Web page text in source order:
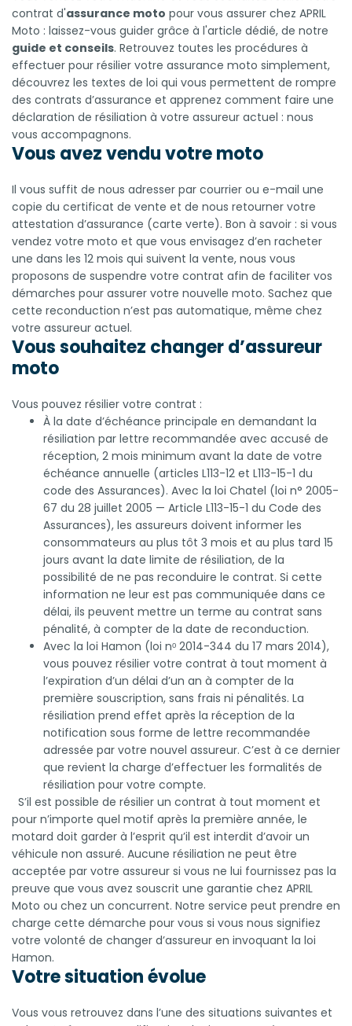
contrat d'assurance moto pour vous assurer chez APRIL
Moto : laissez-vous guider grâce à l'article dédié, de notre
guide et conseils. Retrouvez toutes les procédures à
effectuer pour résilier votre assurance moto simplement,
découvrez les textes de loi qui vous permettent de rompre
des contrats d’assurance et apprenez comment faire une
déclaration de résiliation à votre assureur actuel : nous
vous accompagnons.
Vous avez vendu votre moto
Il vous suffit de nous adresser par courrier ou e-mail une
copie du certificat de vente et de nous retourner votre
attestation d’assurance (carte verte). Bon à savoir : si vous
vendez votre moto et que vous envisagez d’en racheter
une dans les 12 mois qui suivent la vente, nous vous
proposons de suspendre votre contrat afin de faciliter vos
démarches pour assurer votre nouvelle moto. Sachez que
cette reconduction n’est pas automatique, même chez
votre assureur actuel.
Vous souhaitez changer d’assureur
moto
Vous pouvez résilier votre contrat :
À la date d’échéance principale en demandant la
résiliation par lettre recommandée avec accusé de
réception, 2 mois minimum avant la date de votre
échéance annuelle (articles L113-12 et L113-15-1 du
code des Assurances). Avec la loi Chatel (loi n° 2005-
67 du 28 juillet 2005 — Article L113-15-1 du Code des
Assurances), les assureurs doivent informer les
consommateurs au plus tôt 3 mois et au plus tard 15
jours avant la date limite de résiliation, de la
possibilité de ne pas reconduire le contrat. Si cette
information ne leur est pas communiquée dans ce
délai, ils peuvent mettre un terme au contrat sans
pénalité, à compter de la date de reconduction.
Avec la loi Hamon (loi nᵒ 2014-344 du 17 mars 2014),
vous pouvez résilier votre contrat à tout moment à
l’expiration d’un délai d’un an à compter de la
première souscription, sans frais ni pénalités. La
résiliation prend effet après la réception de la
notification sous forme de lettre recommandée
adressée par votre nouvel assureur. C’est à ce dernier
que revient la charge d’effectuer les formalités de
résiliation pour votre compte.
S’il est possible de résilier un contrat à tout moment et
pour n’importe quel motif après la première année, le
motard doit garder à l’esprit qu’il est interdit d’avoir un
véhicule non assuré. Aucune résiliation ne peut être
acceptée par votre assureur si vous ne lui fournissez pas la
preuve que vous avez souscrit une garantie chez APRIL
Moto ou chez un concurrent. Notre service peut prendre en
charge cette démarche pour vous si vous nous signifiez
votre volonté de changer d’assureur en invoquant la loi
Hamon.
Votre situation évolue
Vous vous retrouvez dans l’une des situations suivantes et